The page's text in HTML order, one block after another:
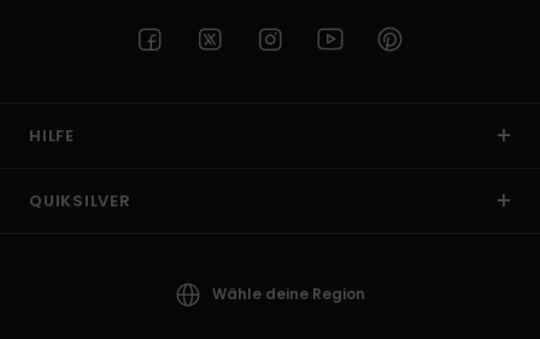
HILFE
QUIKSILVER
Wähle deine Region